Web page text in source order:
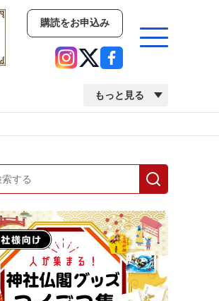
購読をお申込み
もっと見る
イベント
人事・移転・異動・訃報
集
2022 検査・校正特集